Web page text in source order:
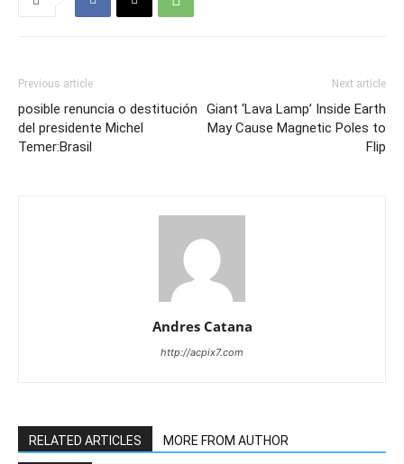
Previous article
posible renuncia o destitución
del presidente Michel
Temer:Brasil
Next article
Giant ‘Lava Lamp’ Inside Earth
May Cause Magnetic Poles to
Flip
Andres Catana
http://acpix7.com
RELATED ARTICLES MORE FROM AUTHOR